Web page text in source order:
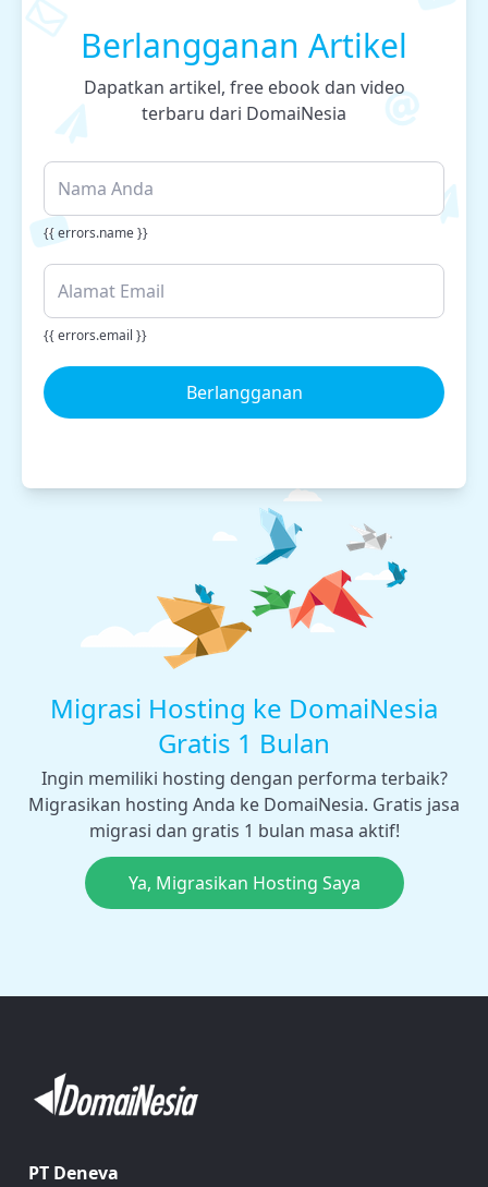
Berlangganan Artikel
Dapatkan artikel, free ebook dan video
terbaru dari DomaiNesia
{{ errors.name }}
{{ errors.email }}
Berlangganan
Migrasi Hosting ke DomaiNesia
Gratis 1 Bulan
Ingin memiliki hosting dengan performa terbaik?
Migrasikan hosting Anda ke DomaiNesia. Gratis jasa
migrasi dan gratis 1 bulan masa aktif!
Ya, Migrasikan Hosting Saya
PT Deneva